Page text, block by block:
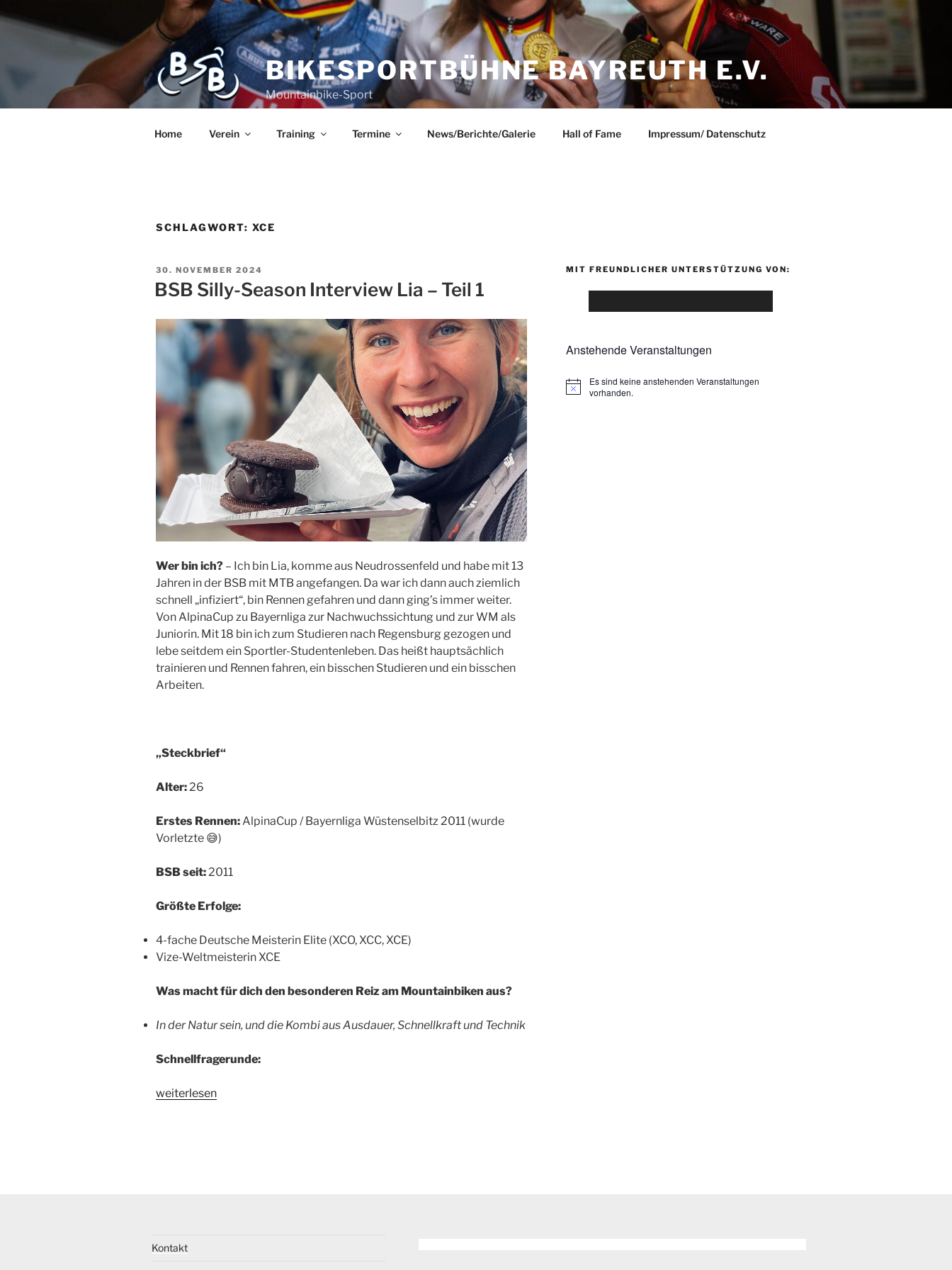
BIKESPORTBÜHNE BAYREUTH E.V.
Mountainbike-Sport
Home Verein Training Termine News/Berichte/Galerie Hall of Fame Impressum/ Datenschutz
SCHLAGWORT: XCE
30. NOVEMBER 2024
BSB Silly-Season Interview Lia – Teil 1
Wer bin ich? – Ich bin Lia, komme aus Neudrossenfeld und habe mit 13
Jahren in der BSB mit MTB angefangen. Da war ich dann auch ziemlich
schnell „infiziert“, bin Rennen gefahren und dann ging’s immer weiter.
Von AlpinaCup zu Bayernliga zur Nachwuchssichtung und zur WM als
Juniorin. Mit 18 bin ich zum Studieren nach Regensburg gezogen und
lebe seitdem ein Sportler-Studentenleben. Das heißt hauptsächlich
trainieren und Rennen fahren, ein bisschen Studieren und ein bisschen
Arbeiten.
„Steckbrief“
Alter:26
Erstes Rennen:AlpinaCup / Bayernliga Wüstenselbitz 2011 (wurde
Vorletzte 😅)
BSB seit:2011
Größte Erfolge:
4-fache Deutsche Meisterin Elite (XCO, XCC, XCE)
Vize-Weltmeisterin XCE
Was macht für dich den besonderen Reiz am Mountainbiken aus?
In der Natur sein, und die Kombi aus Ausdauer, Schnellkraft und Technik
Schnellfragerunde:
weiterlesen
MIT FREUNDLICHER UNTERSTÜTZUNG VON:
Anstehende Veranstaltungen
H
Es sind keine anstehenden Veranstaltungen
vorhanden.
Kontakt